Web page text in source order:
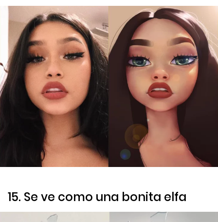
15. Se ve como una bonita elfa